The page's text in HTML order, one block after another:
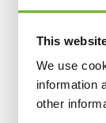
This
We use
information
other
onze
worden
Inwoners